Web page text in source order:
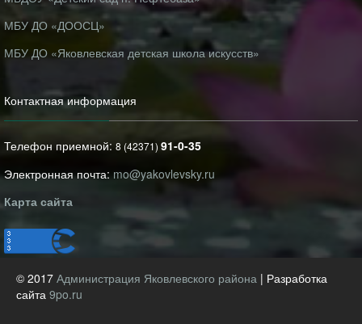
МБУ ДО «ДООСЦ»
МБУ ДО «Яковлевская детская школа искусств»
Контактная информация
Телефон приемной: 8 (42371) 91-0-35
Электронная почта: mo@yakovlevsky.ru
Карта сайта
© 2017 Администрация Яковлевского района | Разработка
сайта 9po.ru